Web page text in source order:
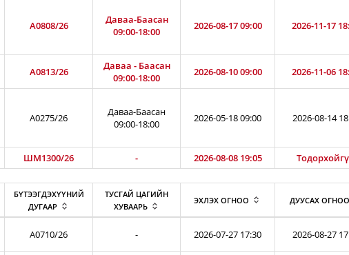
A0808/26
Даваа-Баасан
09:00-18:00
2026-08-17 09:00 2026-11-17
A0813/26
Даваа - Баасан
09:00-18:00
2026-08-10 09:00 2026-11-06
A0275/26
Даваа-Баасан
09:00-18:00
2026-05-18 09:00 2026-08-14
ШМ1300/26 - 2026-08-08 19:05
БҮТЭЭГДЭХҮҮНИЙ
ДУГААР
ТУСГАЙ ЦАГИЙН
ХУВААРЬ
ЭХЛЭХ ОГНОО ДУУСАХ ОГНОО
A0710/26 - 2026-07-27 17:30 2026-08-27